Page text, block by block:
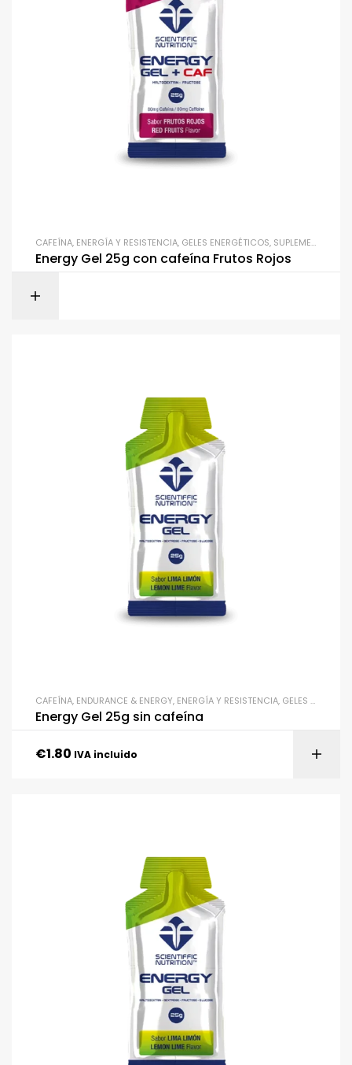
CAFEÍNA, ENERGÍA Y RESISTENCIA, GELES ENERGÉTICOS, SUPLEMENTACIÓN
Energy Gel 25g con cafeína Frutos Rojos
CAFEÍNA, ENDURANCE & ENERGY, ENERGÍA Y RESISTENCIA, GELES ENERGÉTICOS
Energy Gel 25g sin cafeína
€1.80 IVA incluido